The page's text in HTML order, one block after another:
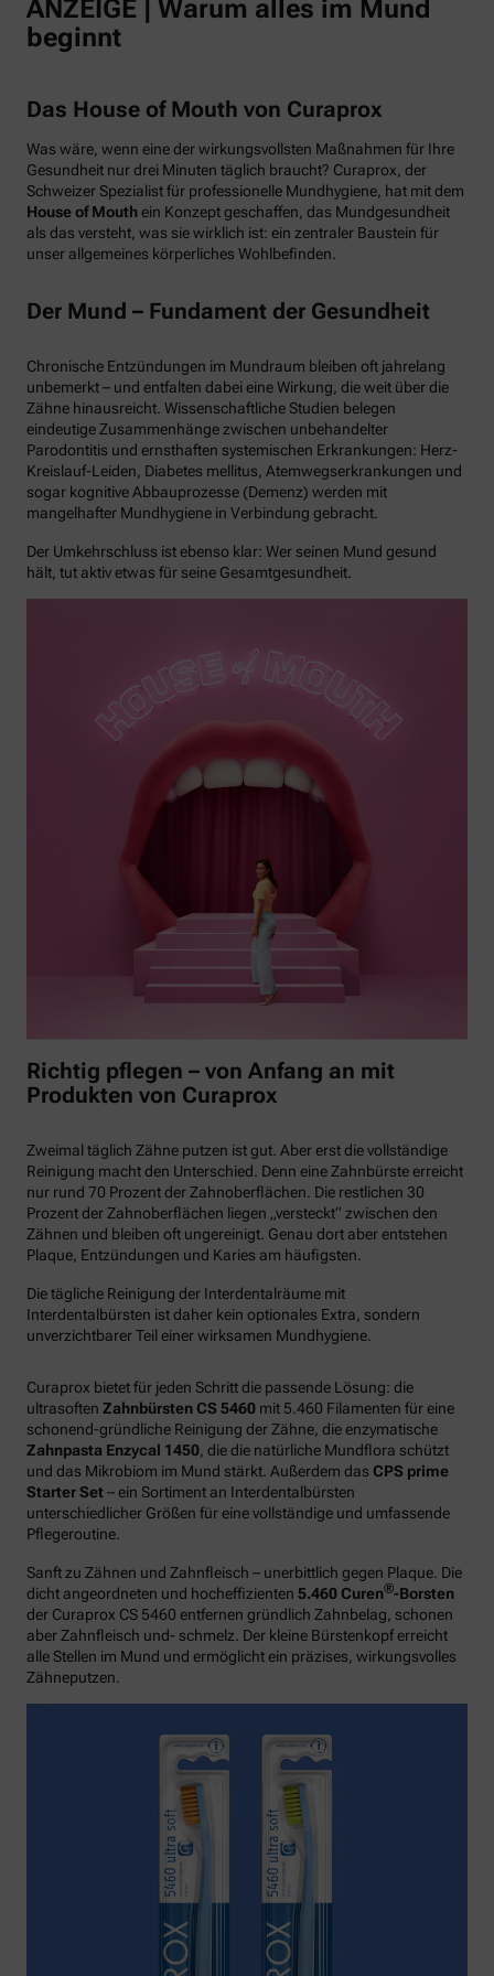
ANZEIGE | Warum alles im Mund
beginnt
Das House of Mouth von Curaprox
Was wäre, wenn eine der wirkungsvollsten Maßnahmen für Ihre
Gesundheit nur drei Minuten täglich braucht? Curaprox, der
Schweizer Spezialist für professionelle Mundhygiene, hat mit dem
House of Mouthein Konzept geschaffen, das Mundgesundheit
als das versteht, was sie wirklich ist: ein zentraler Baustein für
unser allgemeines körperliches Wohlbefinden.
Der Mund – Fundament der Gesundheit
Chronische Entzündungen im Mundraum bleiben oft jahrelang
unbemerkt – und entfalten dabei eine Wirkung, die weit über die
Zähne hinausreicht. Wissenschaftliche Studien belegen
eindeutige Zusammenhänge zwischen unbehandelter
Parodontitis und ernsthaften systemischen Erkrankungen: Herz-
Kreislauf-Leiden, Diabetes mellitus, Atemwegserkrankungen und
sogar kognitive Abbauprozesse (Demenz) werden mit
mangelhafter Mundhygiene in Verbindung gebracht.
Der Umkehrschluss ist ebenso klar: Wer seinen Mund gesund
hält, tut aktiv etwas für seine Gesamtgesundheit.
Richtig pflegen – von Anfang an mit
Produkten von Curaprox
Zweimal täglich Zähne putzen ist gut. Aber erst die vollständige
Reinigung macht den Unterschied. Denn eine Zahnbürste erreicht
nur rund 70 Prozent der Zahnoberflächen. Die restlichen 30
Prozent der Zahnoberflächen liegen „versteckt“ zwischen den
Zähnen und bleiben oft ungereinigt. Genau dort aber entstehen
Plaque, Entzündungen und Karies am häufigsten.
Die tägliche Reinigung der Interdentalräume mit
Interdentalbürsten ist daher kein optionales Extra, sondern
unverzichtbarer Teil einer wirksamen Mundhygiene.
Curaprox bietet für jeden Schritt die passende Lösung: die
ultrasoften Zahnbürsten CS 5460 mit 5.460 Filamenten für eine
schonend-gründliche Reinigung der Zähne, die enzymatische
Zahnpasta Enzycal 1450, die die natürliche Mundflora schützt
und das Mikrobiom im Mund stärkt. Außerdem das CPS prime
Starter Set– ein Sortiment an Interdentalbürsten
unterschiedlicher Größen für eine vollständige und umfassende
Pflegeroutine.
Sanft zu Zähnen und Zahnfleisch – unerbittlich gegen Plaque. Die
dicht angeordneten und hocheffizienten 5.460 Curen®-Borsten
der Curaprox CS 5460 entfernen gründlich Zahnbelag, schonen
aber Zahnfleisch und- schmelz. Der kleine Bürstenkopf erreicht
alle Stellen im Mund und ermöglicht ein präzises, wirkungsvolles
Zähneputzen.